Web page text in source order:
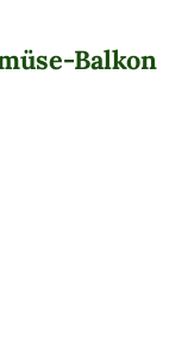
Balkon